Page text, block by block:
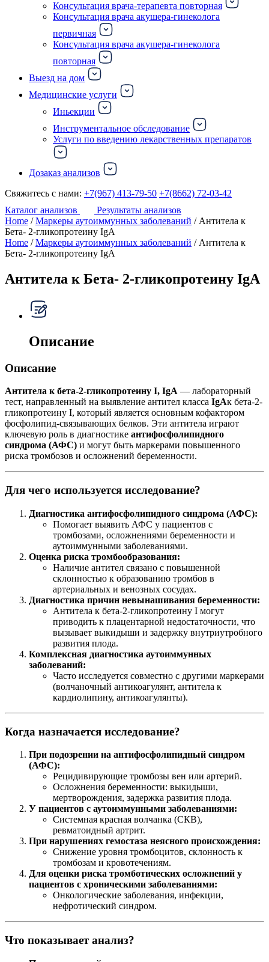
Консультация врача-терапевта повторная
Консультация врача акушера-гинеколога
первичная
Консультация врача акушера-гинеколога
повторная
Выезд на дом
Медицинские услуги
Иньекции
Инструментальное обследование
Услуги по введению лекарственных препаратов
Дозаказ анализов
Свяжитесь с нами: +7(967) 413-79-50 +7(8662) 72-03-42
Каталог анализов
Результаты анализов
Home /Маркеры аутоиммунных заболеваний / Антитела к
Бета- 2-гликопротеину IgA
Home /Маркеры аутоиммунных заболеваний / Антитела к
Бета- 2-гликопротеину IgA
Антитела к Бета- 2-гликопротеину IgA
Описание
Описание
Антитела к бета-2-гликопротеину I, IgA — лабораторный
тест, направленный на выявление антител класса IgAк бета-2-
гликопротеину I, который является основным кофактором
фосфолипид-связывающих белков. Эти антитела играют
ключевую роль в диагностике антифосфолипидного
синдрома (АФС) и могут быть маркерами повышенного
риска тромбозов и осложнений беременности.
Для чего используется исследование?
Диагностика антифосфолипидного синдрома (АФС):
Помогает выявить АФС у пациентов с
тромбозами, осложнениями беременности и
аутоиммунными заболеваниями.
Оценка риска тромбообразования:
Наличие антител связано с повышенной
склонностью к образованию тромбов в
артериальных и венозных сосудах.
Диагностика причин невынашивания беременности:
Антитела к бета-2-гликопротеину I могут
приводить к плацентарной недостаточности, что
вызывает выкидыши и задержку внутриутробного
развития плода.
Комплексная диагностика аутоиммунных
заболеваний:
Часто исследуется совместно с другими маркерами
(волчаночный антикоагулянт, антитела к
кардиолипину, антикоагулянты).
Когда назначается исследование?
При подозрении на антифосфолипидный синдром
(АФС):
Рецидивирующие тромбозы вен или артерий.
Осложнения беременности: выкидыши,
мертворождения, задержка развития плода.
У пациентов с аутоиммунными заболеваниями:
Системная красная волчанка (СКВ),
ревматоидный артрит.
При нарушениях гемостаза неясного происхождения:
Снижение уровня тромбоцитов, склонность к
тромбозам и кровотечениям.
Для оценки риска тромботических осложнений у
пациентов с хроническими заболеваниями:
Онкологические заболевания, инфекции,
нефротический синдром.
Что показывает анализ?